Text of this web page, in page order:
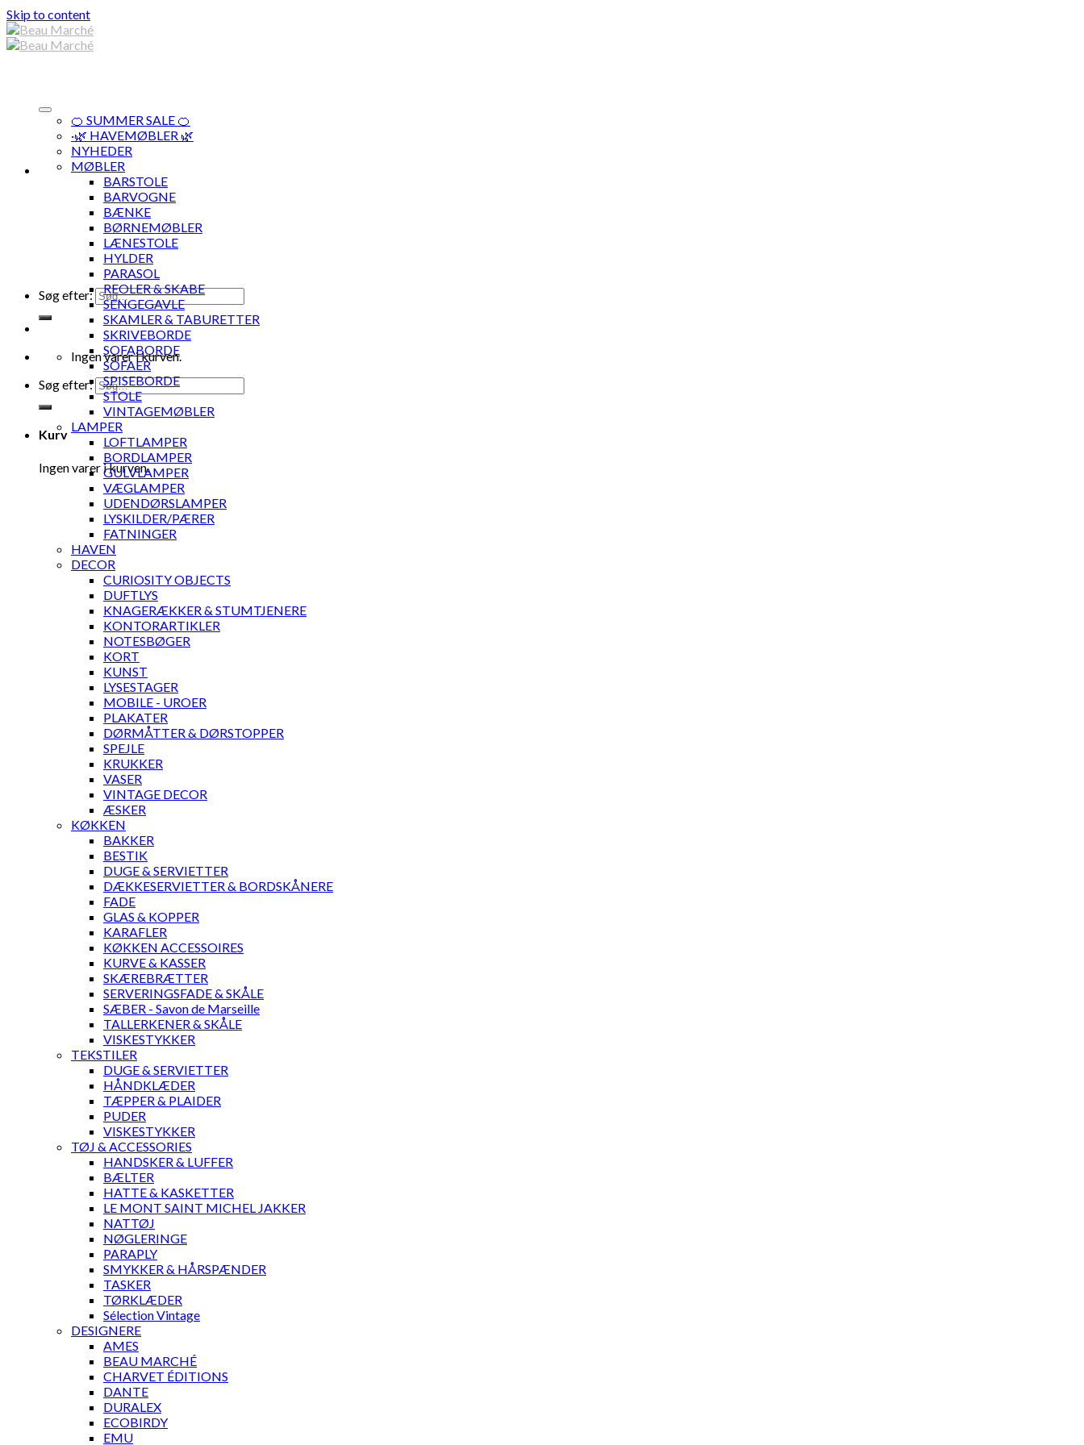
Skip to content
Søg efter:
Ingen varer i kurven.
Søg efter:
Kurv
Ingen varer i kurven.
🍊 SUMMER SALE 🍊
·🌿 HAVEMØBLER 🌿
NYHEDER
MØBLER
BARSTOLE
BARVOGNE
BÆNKE
BØRNEMØBLER
LÆNESTOLE
HYLDER
PARASOL
REOLER & SKABE
SENGEGAVLE
SKAMLER & TABURETTER
SKRIVEBORDE
SOFABORDE
SOFAER
SPISEBORDE
STOLE
VINTAGEMØBLER
LAMPER
LOFTLAMPER
BORDLAMPER
GULVLAMPER
VÆGLAMPER
UDENDØRSLAMPER
LYSKILDER/PÆRER
FATNINGER
HAVEN
DECOR
CURIOSITY OBJECTS
DUFTLYS
KNAGERÆKKER & STUMTJENERE
KONTORARTIKLER
NOTESBØGER
KORT
KUNST
LYSESTAGER
MOBILE - UROER
PLAKATER
DØRMÅTTER & DØRSTOPPER
SPEJLE
KRUKKER
VASER
VINTAGE DECOR
ÆSKER
KØKKEN
BAKKER
BESTIK
DUGE & SERVIETTER
DÆKKESERVIETTER & BORDSKÅNERE
FADE
GLAS & KOPPER
KARAFLER
KØKKEN ACCESSOIRES
KURVE & KASSER
SKÆREBRÆTTER
SERVERINGSFADE & SKÅLE
SÆBER - Savon de Marseille
TALLERKENER & SKÅLE
VISKESTYKKER
TEKSTILER
DUGE & SERVIETTER
HÅNDKLÆDER
TÆPPER & PLAIDER
PUDER
VISKESTYKKER
TØJ & ACCESSORIES
HANDSKER & LUFFER
BÆLTER
HATTE & KASKETTER
LE MONT SAINT MICHEL JAKKER
NATTØJ
NØGLERINGE
PARAPLY
SMYKKER & HÅRSPÆNDER
TASKER
TØRKLÆDER
Sélection Vintage
DESIGNERE
AMES
BEAU MARCHÉ
CHARVET ÉDITIONS
DANTE
DURALEX
ECOBIRDY
EMU